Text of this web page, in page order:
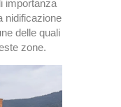
importanza
nidificazione
delle quali
zone.